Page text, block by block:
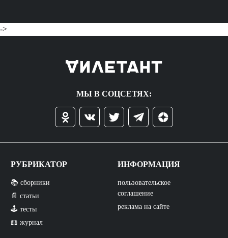
->
МЫ В СОЦСЕТЯХ:
РУБРИКАТОР
📚 сборники
📄 статьи
🕹️ тесты
📖 журнал
ИНФОРМАЦИЯ
пользовательское
соглашение
реклама на сайте